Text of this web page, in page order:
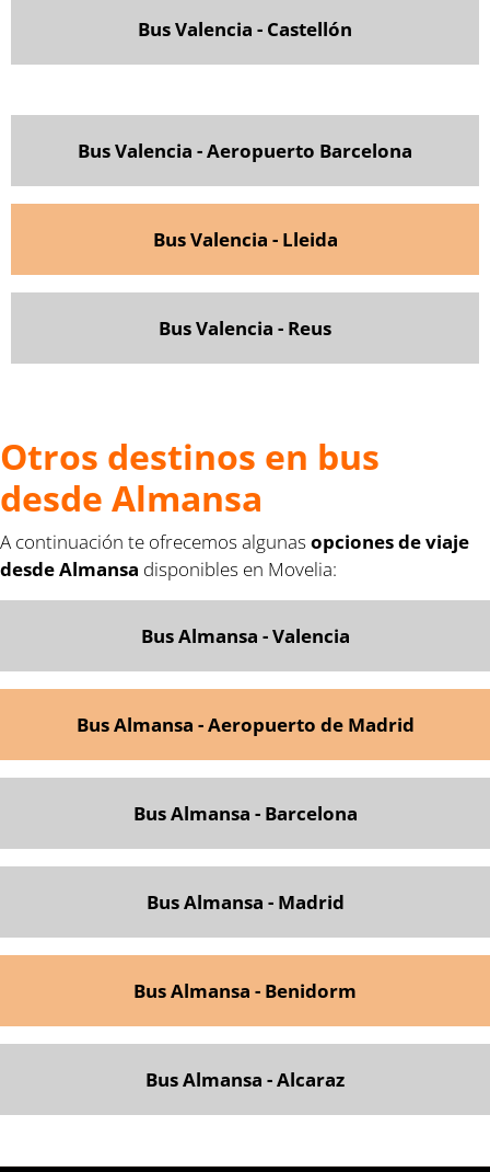
Bus Valencia - Castellón
Bus Valencia - Aeropuerto Barcelona
Bus Valencia - Lleida
Bus Valencia - Reus
Otros destinos en bus
desde Almansa
A continuación te ofrecemos algunasopciones de viaje
desde Almansa disponibles en Movelia:
Bus Almansa - Valencia
Bus Almansa - Aeropuerto de Madrid
Bus Almansa - Barcelona
Bus Almansa - Madrid
Bus Almansa - Benidorm
Bus Almansa - Alcaraz